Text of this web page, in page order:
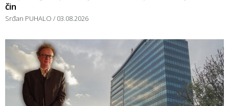
čin
Srđan PUHALO 03.08.2026